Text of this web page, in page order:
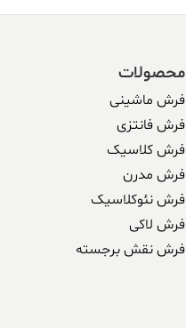
محصولات
فرش ماشینی
فرش فانتزی
فرش کلاسیک
فرش مدرن
فرش نئوکلاسیک
فرش لاکی
فرش نقش برجسته